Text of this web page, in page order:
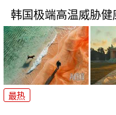
韩国极端高温威胁
最热